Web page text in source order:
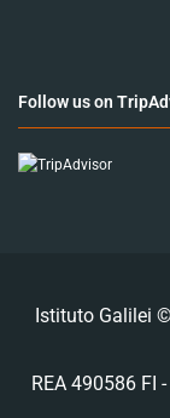
Follow us on
Istituto Galilei
REA 490586 FI